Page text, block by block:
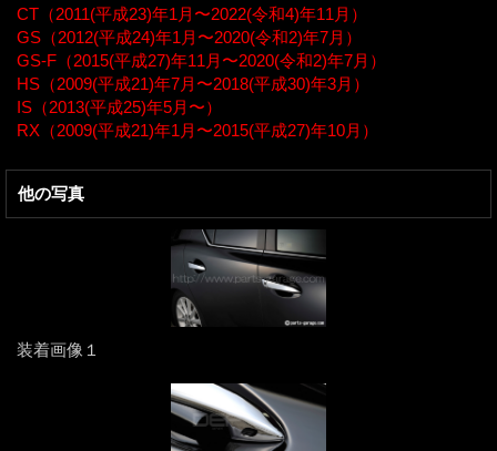
CT（2011(平成23)年1月〜2022(令和4)年11月）
GS（2012(平成24)年1月〜2020(令和2)年7月）
GS-F（2015(平成27)年11月〜2020(令和2)年7月）
HS（2009(平成21)年7月〜2018(平成30)年3月）
IS（2013(平成25)年5月〜）
RX（2009(平成21)年1月〜2015(平成27)年10月）
他の写真
装着画像１